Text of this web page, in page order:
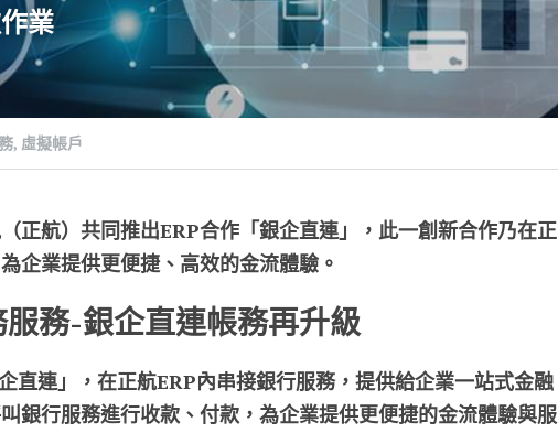
業
, 虛擬帳戶
正航）共同推出ERP合作「銀企直連」，此一創新合作乃在正
企業提供更便捷、高效的金流體驗。
務-銀企直連帳務再升級
直連」，在正航ERP內串接銀行服務，提供給企業一站式金融
銀行服務進行收款、付款，為企業提供更便捷的金流體驗與服